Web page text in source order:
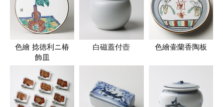
色繪 捻徳利ニ椿
飾皿
白磁蓋付壺 色繪壷蘭香陶板